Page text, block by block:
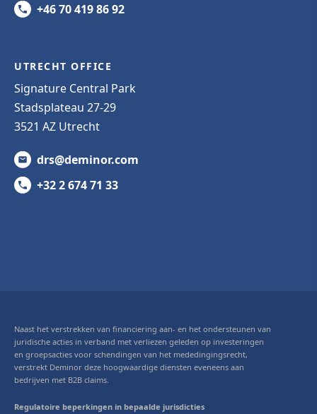
+46 70 419 86 92
UTRECHT OFFICE
Signature Central Park
Stadsplateau 27-29
3521 AZ Utrecht
drs@deminor.com
+32 2 674 71 33
Naast het verstrekken van financiering aan- en het ondersteunen van
juridische acties in verband met verliezen geleden op investeringen
en groepsacties voor schendingen van het mededingingsrecht,
verstrekt Deminor deze hoogwaardige diensten eveneens aan
bedrijven met B2B claims.
Regulatoire beperkingen in bepaalde jurisdicties